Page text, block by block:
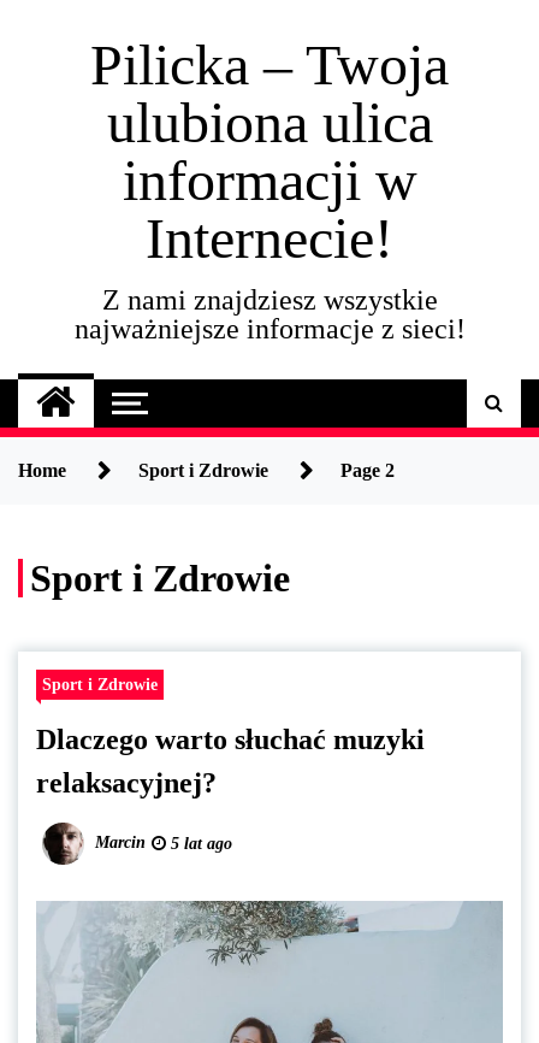
Pilicka – Twoja
ulubiona ulica
informacji w
Internecie!
Z nami znajdziesz wszystkie
najważniejsze informacje z sieci!
Home Sport i Zdrowie Page 2
Sport i Zdrowie
Sport i Zdrowie
Dlaczego warto słuchać muzyki
relaksacyjnej?
Marcin 5 lat ago